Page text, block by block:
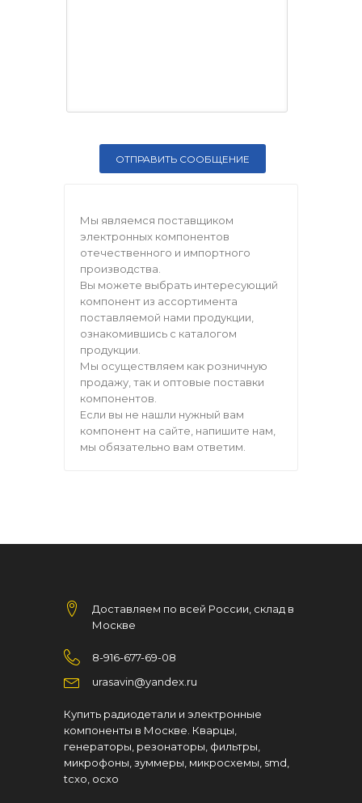
Мы являемся поставщиком
электронных компонентов
отечественного и импортного
производства.
Вы можете выбрать интересующий
компонент из ассортимента
поставляемой нами продукции,
ознакомившись с каталогом
продукции.
Мы осуществляем как розничную
продажу, так и оптовые поставки
компонентов.
Если вы не нашли нужный вам
компонент на сайте, напишите нам,
мы обязательно вам ответим.
Доставляем по всей России, склад в
Москве
8-916-677-69-08
urasavin@yandex.ru
Купить радиодетали и электронные
компоненты в Москве. Кварцы,
генераторы, резонаторы, фильтры,
микрофоны, зуммеры, микросхемы, smd,
tcxo, ocxo